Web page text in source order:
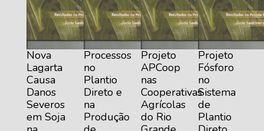
Nova
Lagarta
Causa
Danos
Severos
em Soja
Processos
no
Plantio
Direto e
na
Produção
Projeto
APCoop
nas
Cooperativas
Agrícolas
do Rio
Projeto
Fósforo
no
Sistema
de
Plantio